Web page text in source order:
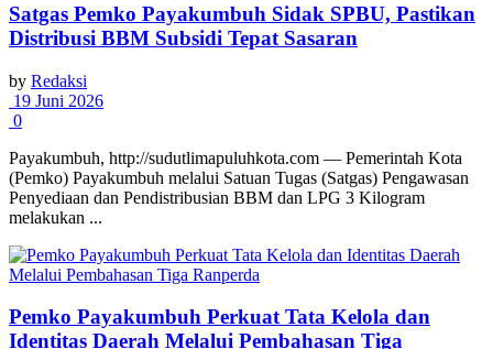
Satgas Pemko Payakumbuh Sidak SPBU, Pastikan
Distribusi BBM Subsidi Tepat Sasaran
by Redaksi
19 Juni 2026
0
Payakumbuh, http://sudutlimapuluhkota.com — Pemerintah Kota
(Pemko) Payakumbuh melalui Satuan Tugas (Satgas) Pengawasan
Penyediaan dan Pendistribusian BBM dan LPG 3 Kilogram
melakukan ...
Pemko Payakumbuh Perkuat Tata Kelola dan
Identitas Daerah Melalui Pembahasan Tiga